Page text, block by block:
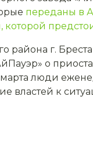
переданы в
которой
района г.
о
марта люди
властей к